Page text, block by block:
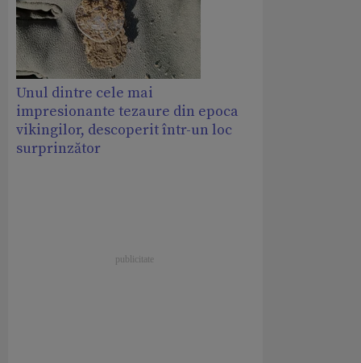
Unul dintre cele mai
impresionante tezaure din epoca
vikingilor, descoperit într-un loc
surprinzător